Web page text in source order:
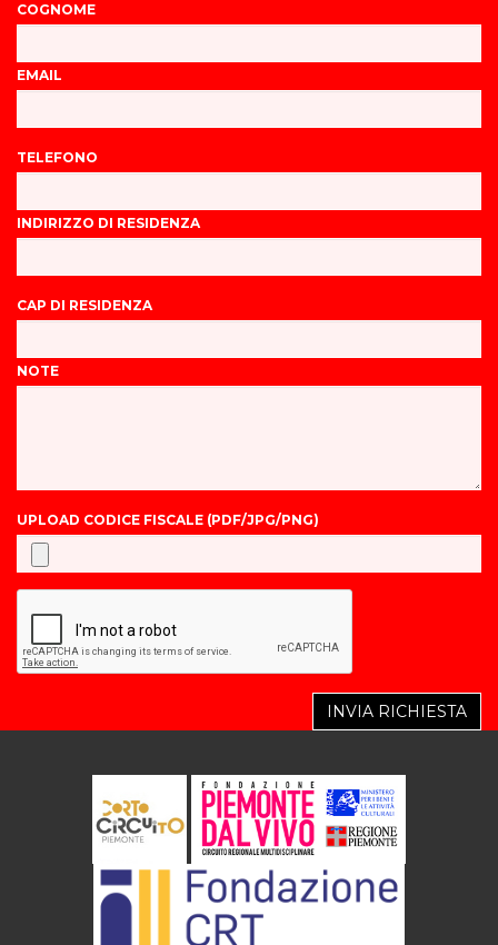
COGNOME
EMAIL
TELEFONO
INDIRIZZO DI RESIDENZA
CAP DI RESIDENZA
NOTE
UPLOAD CODICE FISCALE (PDF/JPG/PNG)
INVIA RICHIESTA